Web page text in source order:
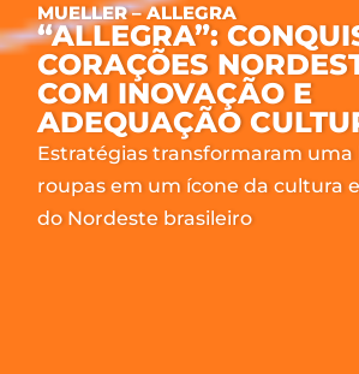
MUELLER – ALLEGRA
“ALLEGRA”:
CORAÇÕES
COM INOVAÇÃO E
ADEQUAÇÃO
Estratégias transformaram uma
roupas em um ícone da cultura
do Nordeste brasileiro